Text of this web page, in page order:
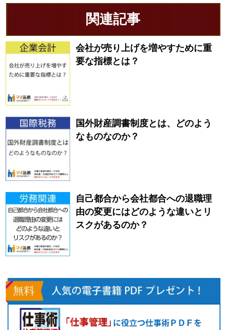
関連記事
会社が売り上げを増やすために重
要な指標とは？
国外財産調書制度とは、どのよう
なものなのか？
自己都合から会社都合への退職理
由の変更にはどのような違いとリ
スクがあるのか？